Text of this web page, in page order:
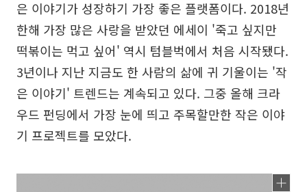
은 이야기가 성장하기 가장 좋은 플랫폼이다. 2018년
한해 가장 많은 사랑을 받았던 에세이 '죽고 싶지만
떡볶이는 먹고 싶어' 역시 텀블벅에서 처음 시작됐다.
3년이나 지난 지금도 한 사람의 삶에 귀 기울이는 '작
은 이야기' 트렌드는 계속되고 있다. 그중 올해 크라
우드 펀딩에서 가장 눈에 띄고 주목할만한 작은 이야
기 프로젝트를 모았다.